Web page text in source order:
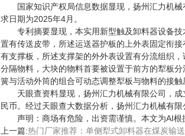
国家知识产权局信息数据显现，扬州汇力机械
求日期为2025年4月。
专利摘要显现，本实用新型触及卸料器设备技
置有传送皮带，所述运送器护板的上外表固定衔
有支撑板，所述支撑架的外外表设置有分流组织
分隔物料，大块的物料首要被设置于前方的犁板
簧与活动外筒的组合可动态调整犁板与物料的接触
天眼查资料显现，扬州汇力机械有限公司，成
民币。经过天眼查大数据分析，扬州汇力机械有
声明：商场有危险，出资需谨慎。本文为AI根
上一篇:热门厂家推荐：单侧犁式卸料器在煤炭输